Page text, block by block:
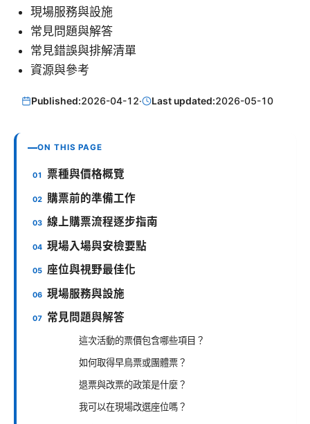
現場服務與設施
常見問題與解答
常見錯誤與排解清單
資源與參考
Published:2026-04-12· Last updated:2026-05-10
ON THIS PAGE
票種與價格概覽
購票前的準備工作
線上購票流程逐步指南
現場入場與安檢要點
座位與視野最佳化
現場服務與設施
常見問題與解答
這次活動的票價包含哪些項目？
如何取得早鳥票或團體票？
退票與改票的政策是什麼？
我可以在現場改選座位嗎？